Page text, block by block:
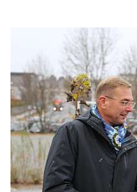
kommunen.
områder eller
konkrete og
og blir som
forslagsstillere.